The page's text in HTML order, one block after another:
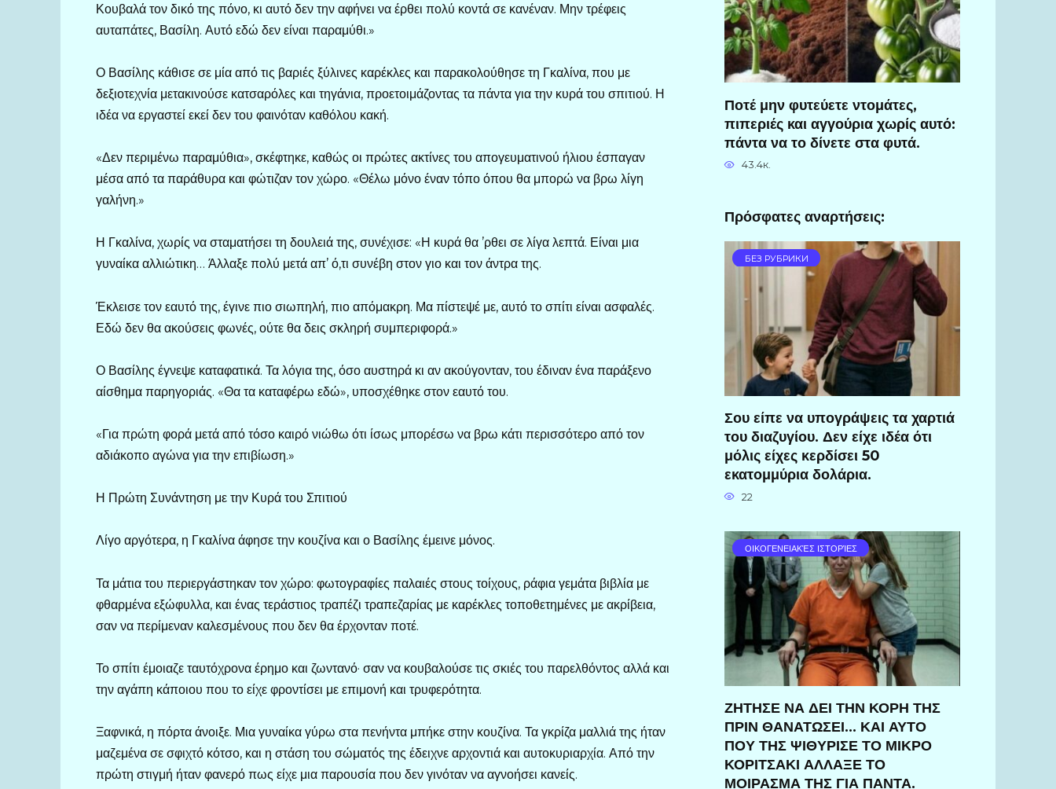
Κουβαλά τον δικό της πόνο, κι αυτό δεν την αφήνει να έρθει πολύ κοντά σε κανέναν. Μην τρέφεις
αυταπάτες, Βασίλη. Αυτό εδώ δεν είναι παραμύθι.»
Ο Βασίλης κάθισε σε μία από τις βαριές ξύλινες καρέκλες και παρακολούθησε τη Γκαλίνα, που με
δεξιοτεχνία μετακινούσε κατσαρόλες και τηγάνια, προετοιμάζοντας τα πάντα για την κυρά του σπιτιού. Η
ιδέα να εργαστεί εκεί δεν του φαινόταν καθόλου κακή.
«Δεν περιμένω παραμύθια», σκέφτηκε, καθώς οι πρώτες ακτίνες του απογευματινού ήλιου έσπαγαν
μέσα από τα παράθυρα και φώτιζαν τον χώρο. «Θέλω μόνο έναν τόπο όπου θα μπορώ να βρω λίγη
γαλήνη.»
Η Γκαλίνα, χωρίς να σταματήσει τη δουλειά της, συνέχισε: «Η κυρά θα ’ρθει σε λίγα λεπτά. Είναι μια
γυναίκα αλλιώτικη… Άλλαξε πολύ μετά απ’ ό,τι συνέβη στον γιο και τον άντρα της.
Έκλεισε τον εαυτό της, έγινε πιο σιωπηλή, πιο απόμακρη. Μα πίστεψέ με, αυτό το σπίτι είναι ασφαλές.
Εδώ δεν θα ακούσεις φωνές, ούτε θα δεις σκληρή συμπεριφορά.»
Ο Βασίλης έγνεψε καταφατικά. Τα λόγια της, όσο αυστηρά κι αν ακούγονταν, του έδιναν ένα παράξενο
αίσθημα παρηγοριάς. «Θα τα καταφέρω εδώ», υποσχέθηκε στον εαυτό του.
«Για πρώτη φορά μετά από τόσο καιρό νιώθω ότι ίσως μπορέσω να βρω κάτι περισσότερο από τον
αδιάκοπο αγώνα για την επιβίωση.»
Η Πρώτη Συνάντηση με την Κυρά του Σπιτιού
Λίγο αργότερα, η Γκαλίνα άφησε την κουζίνα και ο Βασίλης έμεινε μόνος.
Τα μάτια του περιεργάστηκαν τον χώρο: φωτογραφίες παλαιές στους τοίχους, ράφια γεμάτα βιβλία με
φθαρμένα εξώφυλλα, και ένας τεράστιος τραπέζι τραπεζαρίας με καρέκλες τοποθετημένες με ακρίβεια,
σαν να περίμεναν καλεσμένους που δεν θα έρχονταν ποτέ.
Το σπίτι έμοιαζε ταυτόχρονα έρημο και ζωντανό· σαν να κουβαλούσε τις σκιές του παρελθόντος αλλά και
την αγάπη κάποιου που το είχε φροντίσει με επιμονή και τρυφερότητα.
Ξαφνικά, η πόρτα άνοιξε. Μια γυναίκα γύρω στα πενήντα μπήκε στην κουζίνα. Τα γκρίζα μαλλιά της ήταν
μαζεμένα σε σφιχτό κότσο, και η στάση του σώματός της έδειχνε αρχοντιά και αυτοκυριαρχία. Από την
πρώτη στιγμή ήταν φανερό πως είχε μια παρουσία που δεν γινόταν να αγνοήσει κανείς.
Ποτέ μην φυτεύετε ντομάτες,
πιπεριές και αγγούρια χωρίς αυτό:
πάντα να το δίνετε στα φυτά.
43.4к.
Πρόσφατες αναρτήσεις:
БЕЗ РУБРИКИ
Σου είπε να υπογράψεις τα χαρτιά
του διαζυγίου. Δεν είχε ιδέα ότι
μόλις είχες κερδίσει 50
εκατομμύρια δολάρια.
22
ΟΙΚΟΓΕΝΕΙΑΚΈΣ ΙΣΤΟΡΊΕΣ
ΖΗΤΗΣΕ ΝΑ ΔΕΙ ΤΗΝ ΚΟΡΗ ΤΗΣ
ΠΡΙΝ ΘΑΝΑΤΩΣΕΙ… ΚΑΙ ΑΥΤΟ
ΠΟΥ ΤΗΣ ΨΙΘΥΡΙΣΕ ΤΟ ΜΙΚΡΟ
ΚΟΡΙΤΣΑΚΙ ΑΛΛΑΞΕ ΤΟ
ΜΟΙΡΑΣΜΑ ΤΗΣ ΓΙΑ ΠΑΝΤΑ.